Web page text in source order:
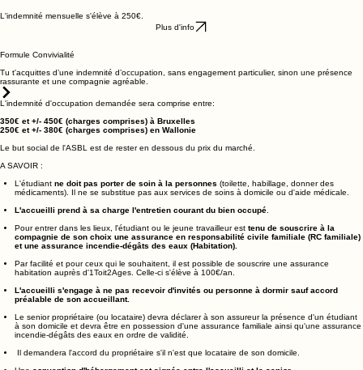
bienveillante.
Formule Convivialité
Tu t'acquittes d’une indemnité d’occupation, sans engagement particulier, sinon une présence
rassurante et une compagnie agréable.
L'indemnité d'occupation demandée sera comprise entre:
350€ et +/- 450€ (charges comprises) à Bruxelles
250€ et +/- 380€ (charges comprises) en Wallonie ​
Le but social de l'ASBL est de rester en dessous du prix du marché.
A SAVOIR :
​L'étudiantne doit pas porter de soin à la personnes (toilette, habillage, donner des
médicaments). Il ne se substitue pas aux services de soins à domicile ou d'aide médicale.
L'accueilli prend à sa charge l'entretien courant du bien occupé .
Pour entrer dans les lieux, l'étudiant ou le jeune travailleur est
compagnie de son choix une assurance en responsabilité civile familiale (RC familiale)
et une assurance incendie-dégâts des eaux (Habitation).
Par facilité et pour ceux qui le souhaitent, il est possible de souscrire une assurance
habitation auprès d'1Toit2Ages. Celle-ci s'élève à 100€/an.
L'accueilli s'engage à ne pas recevoir d'invités ou personne à dormir sauf accord
préalable de son accueillant.
Le senior propriétaire (ou locataire) devra déclarer à son assureur la présence d'un étudiant
à son domicile et devra être en possession d'une assurance familiale ainsi qu'une assurance
incendie-dégâts des eaux en ordre de validité.